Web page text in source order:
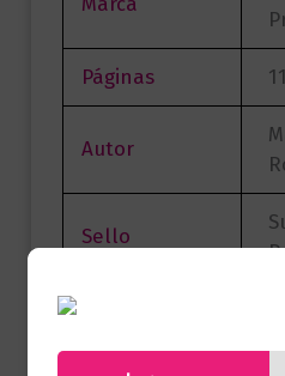
Páginas
Autor
Sello
Presentación